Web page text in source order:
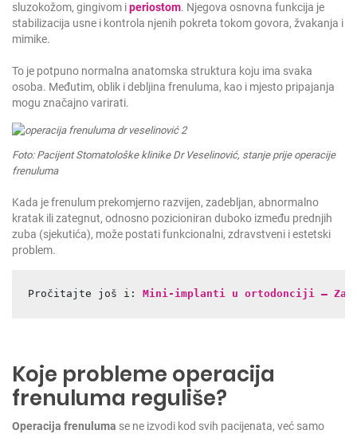
sluzokožom, gingivom iperiostom. Njegova osnovna funkcija je
stabilizacija usne i kontrola njenih pokreta tokom govora, žvakanja i
mimike.
To je potpuno normalna anatomska struktura koju ima svaka
osoba. Međutim, oblik i debljina frenuluma, kao i mjesto pripajanja
mogu značajno varirati.
Foto: Pacijent Stomatološke klinike Dr Veselinović, stanje prije operacije
frenuluma
Kada je frenulum prekomjerno razvijen, zadebljan, abnormalno
kratak ili zategnut, odnosno pozicioniran duboko između prednjih
zuba (sjekutića), može postati funkcionalni, zdravstveni i estetski
problem.
Pročitajte još i: Mini-implanti u ortodonciji – Za
Koje probleme operacija
frenuluma reguliše?
Operacija frenuluma se ne izvodi kod svih pacijenata, već samo